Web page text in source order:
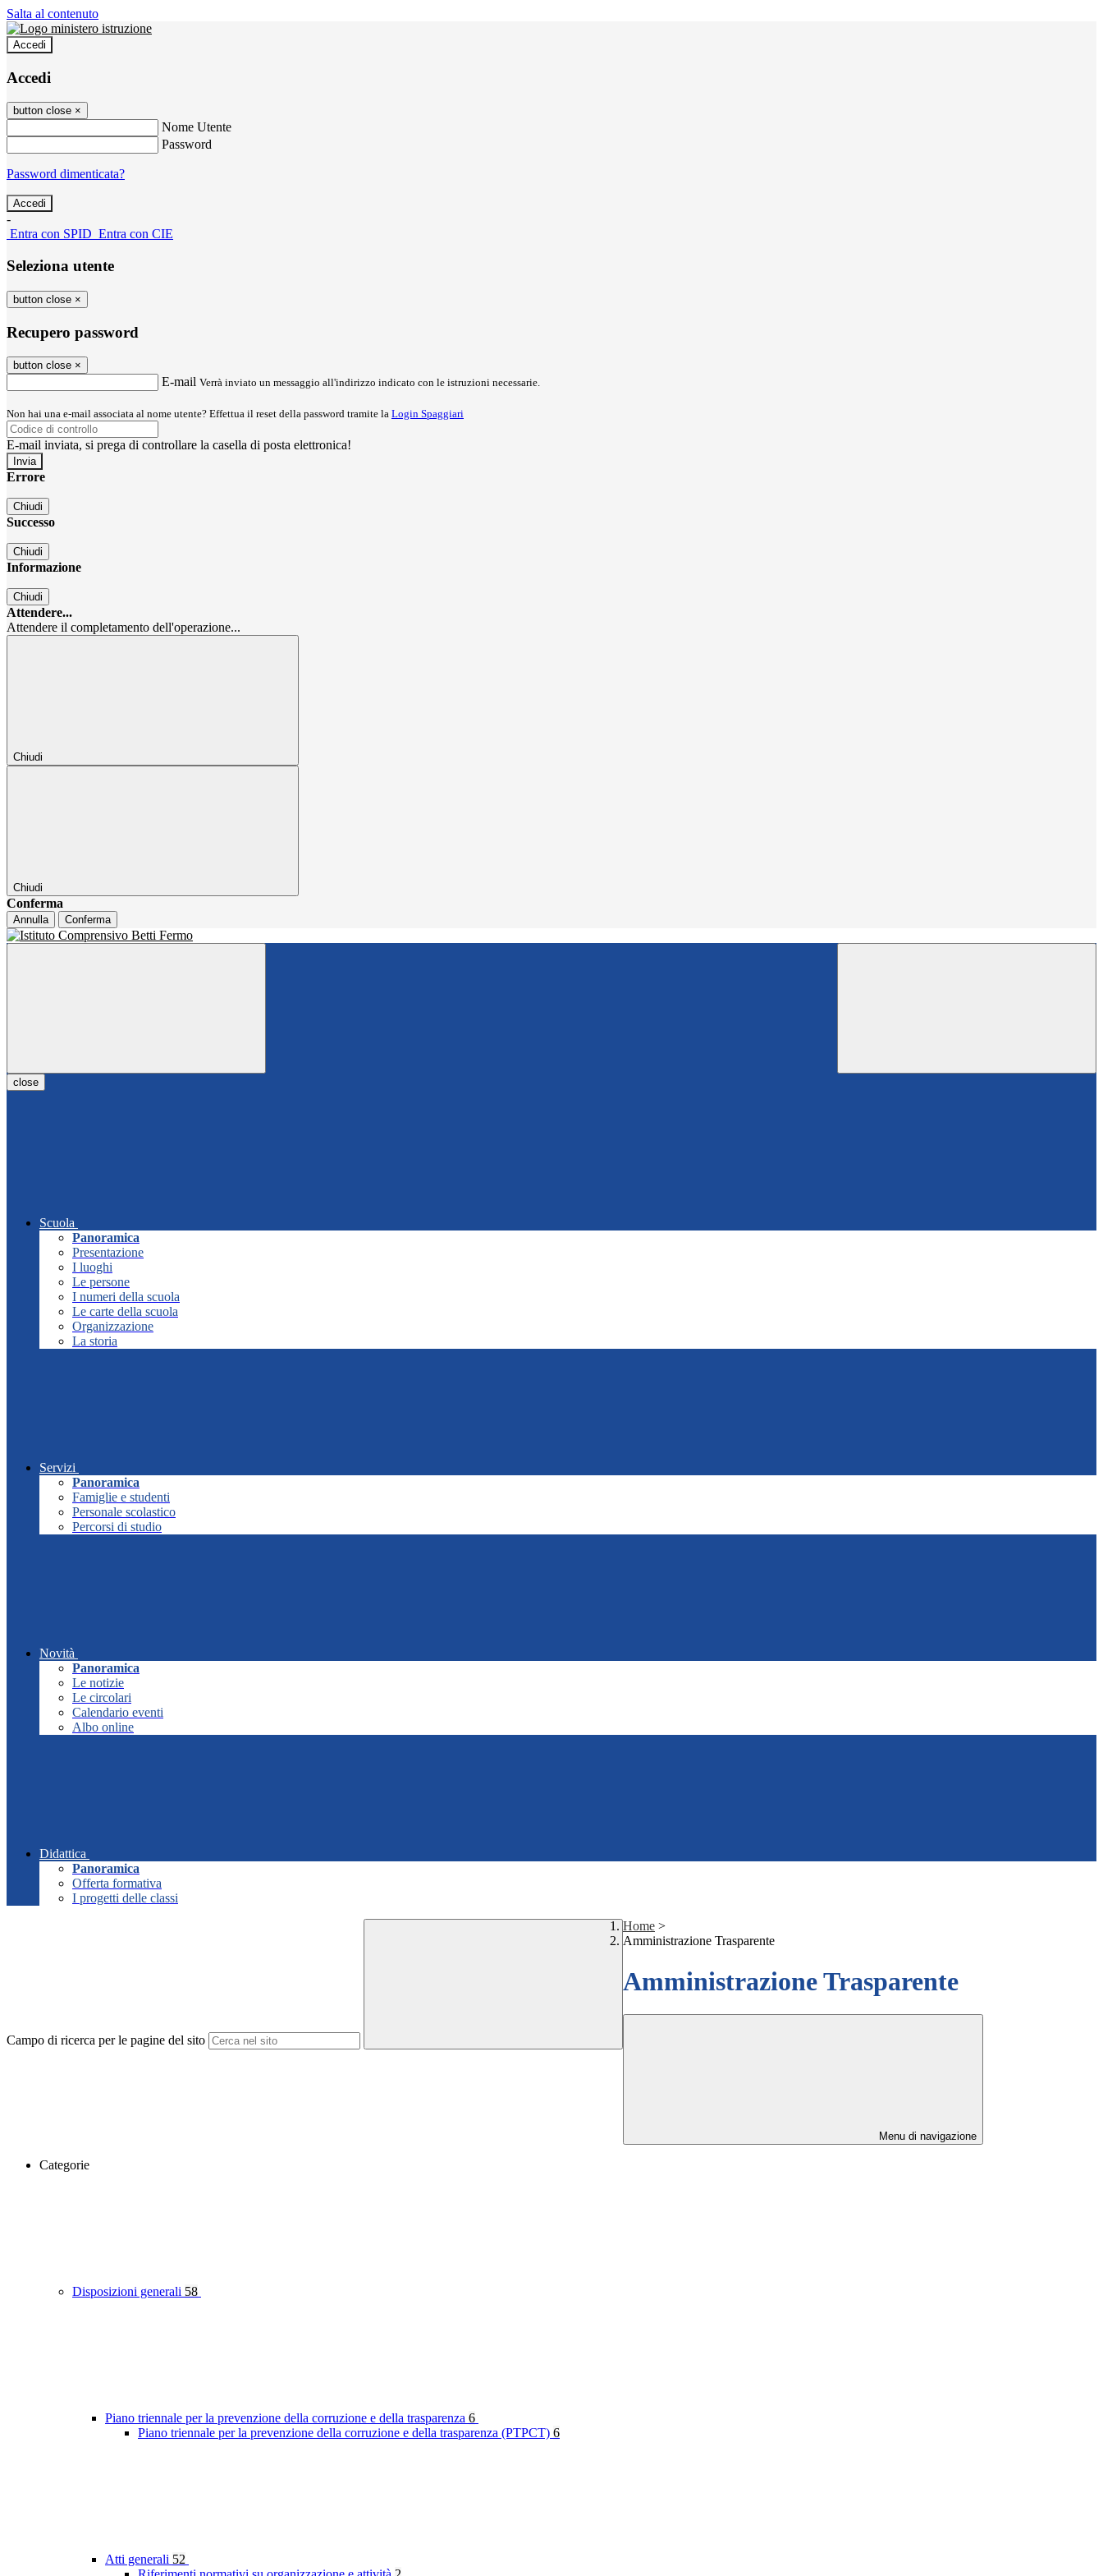
Salta al contenuto
Accedi
Accedi
button close ×
Nome Utente
Password
Password dimenticata?
-
Entra con SPID Entra con CIE
Seleziona utente
button close ×
Recupero password
button close ×
E-mail Verrà inviato un messaggio all'indirizzo indicato con le istruzioni necessarie.
Non hai una e-mail associata al nome utente? Effettua il reset della password tramite la Login Spaggiari
E-mail inviata, si prega di controllare la casella di posta elettronica!
Errore
Chiudi
Successo
Chiudi
Informazione
Chiudi
Attendere...
Attendere il completamento dell'operazione...
Chiudi
Chiudi
Conferma
Annulla Conferma
close
Scuola
Panoramica
Presentazione
I luoghi
Le persone
I numeri della scuola
Le carte della scuola
Organizzazione
La storia
Servizi
Panoramica
Famiglie e studenti
Personale scolastico
Percorsi di studio
Novità
Panoramica
Le notizie
Le circolari
Calendario eventi
Albo online
Didattica
Panoramica
Offerta formativa
I progetti delle classi
Campo di ricerca per le pagine del sito
Home >
Amministrazione Trasparente
Amministrazione Trasparente
Menu di navigazione
Categorie
Disposizioni generali 58
Piano triennale per la prevenzione della corruzione e della trasparenza 6
Piano triennale per la prevenzione della corruzione e della trasparenza (PTPCT) 6
Atti generali 52